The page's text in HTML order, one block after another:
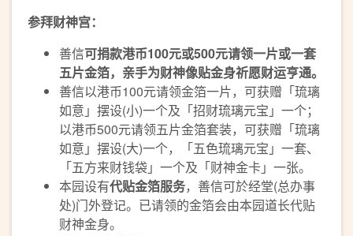
参拜财神宫：
善信可捐款港币100元或500元请领一片或一套
五片金箔，亲手为财神像贴金身祈愿财运亨通。
善信以港币100元请领金箔一片，可获赠「琉璃
如意」摆设(小)一个及「招财琉璃元宝」一个；
以港币500元请领五片金箔套装，可获赠「琉璃
如意」摆设(大)一个，「五色琉璃元宝」一套、
「五方来财钱袋」一个及「财神金卡」一张。
本园设有代贴金箔服务，善信可於经堂(总办事
处)门外登记。已请领的金箔会由本园道长代贴
财神金身。